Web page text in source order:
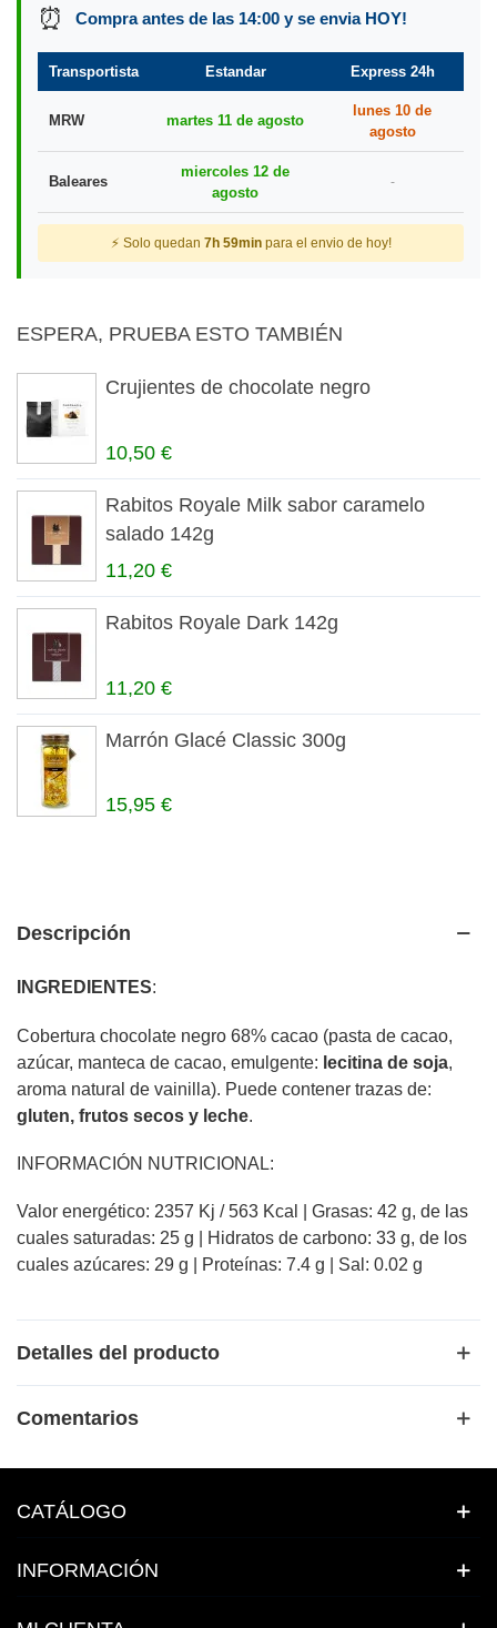
⏰ Compra antes de las 14:00 y se envia HOY!
Transportista Estandar Express 24h
MRW martes 11 de agosto
lunes 10 de
agosto
Baleares
miercoles 12 de
agosto
-
⚡ Solo quedan 7h 59minpara el envio de hoy!
ESPERA, PRUEBA ESTO TAMBIÉN
Crujientes de chocolate negro
10,50 €
Rabitos Royale Milk sabor caramelo
salado 142g
11,20 €
Rabitos Royale Dark 142g
11,20 €
Marrón Glacé Classic 300g
15,95 €
Descripción
INGREDIENTES:
Cobertura chocolate negro 68% cacao (pasta de cacao,
azúcar, manteca de cacao, emulgente: lecitina de soja,
aroma natural de vainilla). Puede contener trazas de:
gluten, frutos secos y leche.
INFORMACIÓN NUTRICIONAL:
Valor energético: 2357 Kj / 563 Kcal | Grasas: 42 g, de las
cuales saturadas: 25 g | Hidratos de carbono: 33 g, de los
cuales azúcares: 29 g | Proteínas: 7.4 g | Sal: 0.02 g
Detalles del producto
Comentarios
CATÁLOGO
INFORMACIÓN